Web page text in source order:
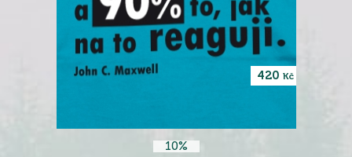
420 Kč
10%